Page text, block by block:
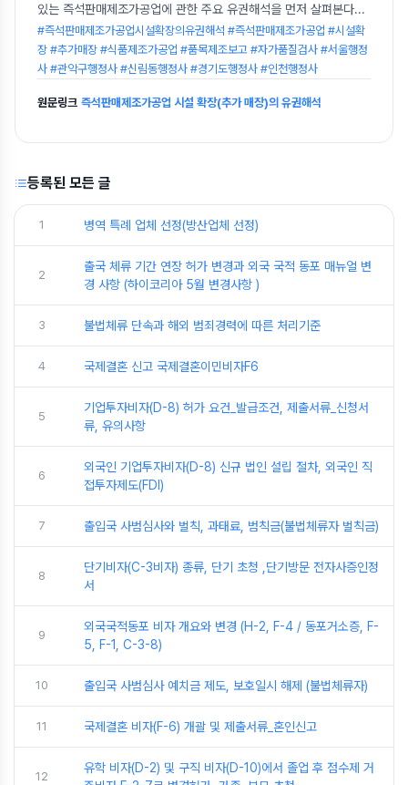
있는 즉석판매제조가공업에 관한 주요 유권해석을 먼저 살펴본다...
#즉석판매제조가공업시설확장의유권해석 #즉석판매제조가공업 #시설확
장 #추가매장 #식품제조가공업 #품목제조보고 #자가품질검사 #서울행정
사 #관악구행정사 #신림동행정사 #경기도행정사 #인천행정사
원문링크 즉석판매제조가공업 시설 확장(추가 매장)의 유권해석
등록된 모든 글
1 병역 특례 업체 선정(방산업체 선정)
2
출국 체류 기간 연장 허가 변경과 외국 국적 동포 매뉴얼 변
경 사항 (하이코리아 5월 변경사항 )
3 불법체류 단속과 해외 범죄경력에 따른 처리기준
4 국제결혼 신고 국제결혼이민비자F6
5
기업투자비자(D-8) 허가 요건_발급조건, 제출서류_신청서
류, 유의사항
6
외국인 기업투자비자(D-8) 신규 법인 설립 절차, 외국인 직
접투자제도(FDI)
7 출입국 사범심사와 벌칙, 과태료, 범칙금(불법체류자 벌칙금)
8
단기비자(C-3비자) 종류, 단기 초청 ,단기방문 전자사증인정
서
9
외국국적동포 비자 개요와 변경 (H-2, F-4 / 동포거소증, F-
5, F-1, C-3-8)
10 출입국 사범심사 예치금 제도, 보호일시 해제 (불법체류자)
11 국제결혼 비자(F-6) 개괄 및 제출서류_혼인신고
12
유학 비자(D-2) 및 구직 비자(D-10)에서 졸업 후 점수제 거